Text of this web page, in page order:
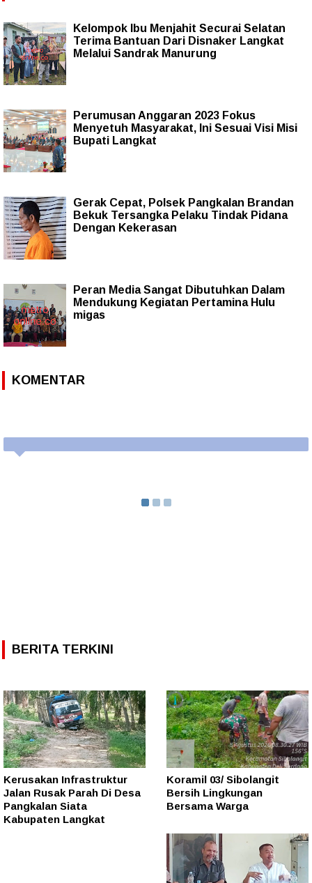
Kelompok Ibu Menjahit Securai Selatan
Terima Bantuan Dari Disnaker Langkat
Melalui Sandrak Manurung
Perumusan Anggaran 2023 Fokus
Menyetuh Masyarakat, Ini Sesuai Visi Misi
Bupati Langkat
Gerak Cepat, Polsek Pangkalan Brandan
Bekuk Tersangka Pelaku Tindak Pidana
Dengan Kekerasan
Peran Media Sangat Dibutuhkan Dalam
Mendukung Kegiatan Pertamina Hulu
migas
KOMENTAR
BERITA TERKINI
Kerusakan Infrastruktur
Jalan Rusak Parah Di Desa
Pangkalan Siata
Kabupaten Langkat
Koramil 03/ Sibolangit
Bersih Lingkungan
Bersama Warga